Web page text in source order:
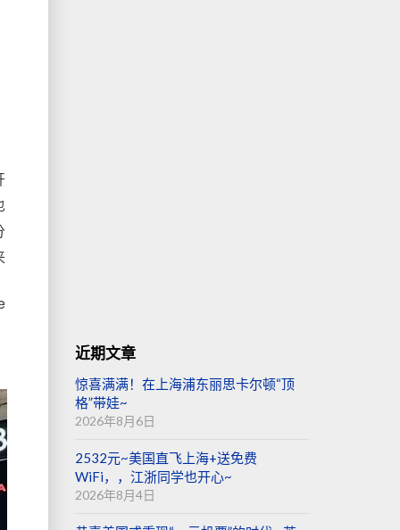
近期文章
惊喜满满！在上海浦东丽思卡尔顿“顶
格”带娃~
2026年8月6日
2532元~美国直飞上海+送免费
WiFi，，江浙同学也开心~
2026年8月4日